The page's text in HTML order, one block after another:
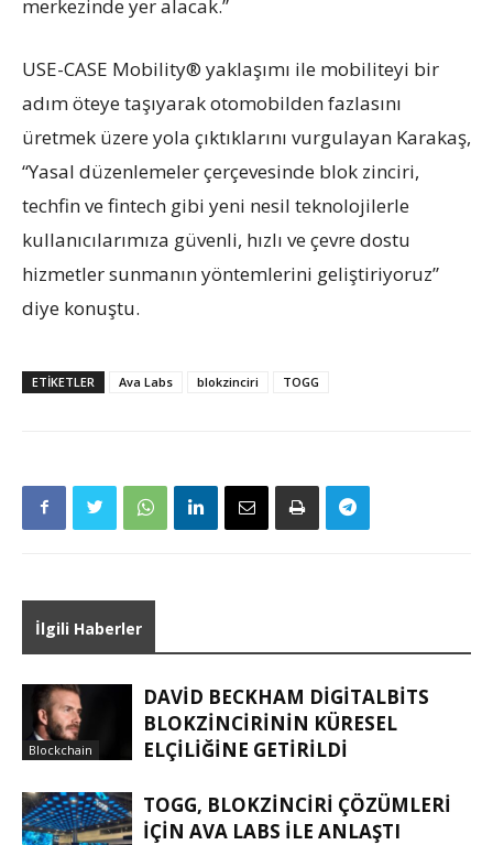
merkezinde yer alacak.”
USE-CASE Mobility® yaklaşımı ile mobiliteyi bir
adım öteye taşıyarak otomobilden fazlasını
üretmek üzere yola çıktıklarını vurgulayan Karakaş,
“Yasal düzenlemeler çerçevesinde blok zinciri,
techfin ve fintech gibi yeni nesil teknolojilerle
kullanıcılarımıza güvenli, hızlı ve çevre dostu
hizmetler sunmanın yöntemlerini geliştiriyoruz”
diye konuştu.
ETIKETLER Ava Labs blokzinciri TOGG
İlgili Haberler
Blockchain
DAVID BECKHAM DIGITALBITS
BLOKZINCIRININ KÜRESEL
ELÇILIĞINE GETIRILDI
TOGG, BLOKZINCIRI ÇÖZÜMLERI
IÇIN AVA LABS ILE ANLAŞTI